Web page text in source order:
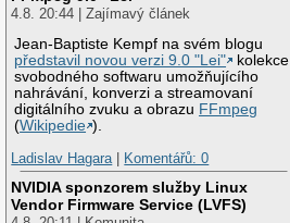
4.8. 20:44 | Zajímavý článek
Jean-Baptiste Kempf na svém blogu
představil novou verzi 9.0 "Lei"
kolekce
svobodného softwaru umožňujícího
nahrávání, konverzi a streamovaní
digitálního zvuku a obrazu FFmpeg
(Wikipedie ).
Ladislav Hagara| Komentářů: 0
NVIDIA sponzorem služby Linux
Vendor Firmware Service (LVFS)